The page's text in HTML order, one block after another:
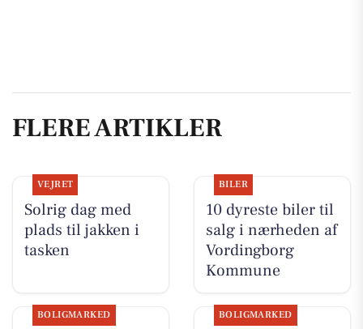
FLERE ARTIKLER
VEJRET
Solrig dag med
plads til jakken i
tasken
BILER
10 dyreste biler til
salg i nærheden af
Vordingborg
Kommune
BOLIGMARKED BOLIGMARKED